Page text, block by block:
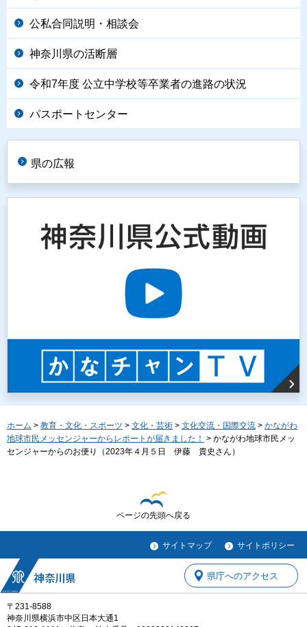
公私合同説明・相談会
神奈川県の活断層
令和7年度 公立中学校等卒業者の進路の状況
パスポートセンター
県の広報
ホーム > 教育・文化・スポーツ > 文化・芸術 > 文化交流・国際交流 > かながわ
地球市民メッセンジャーからレポートが届きました！ > かながわ地球市民メッ
センジャーからのお便り（2023年４月５日 伊藤 貴史さん）
ページの先頭へ戻る
サイトマップ サイトポリシー
〒231-8588
神奈川県横浜市中区日本大通1
県庁へのアクセス